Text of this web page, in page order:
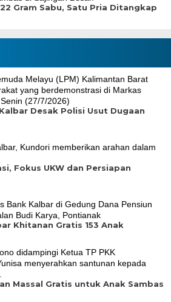
Gram Sabu, Satu Pria Ditangkap
Desak Polisi Usut Dugaan
Fokus UKW dan Persiapan
Khitanan Gratis 153 Anak
Massal Gratis untuk Anak Sambas